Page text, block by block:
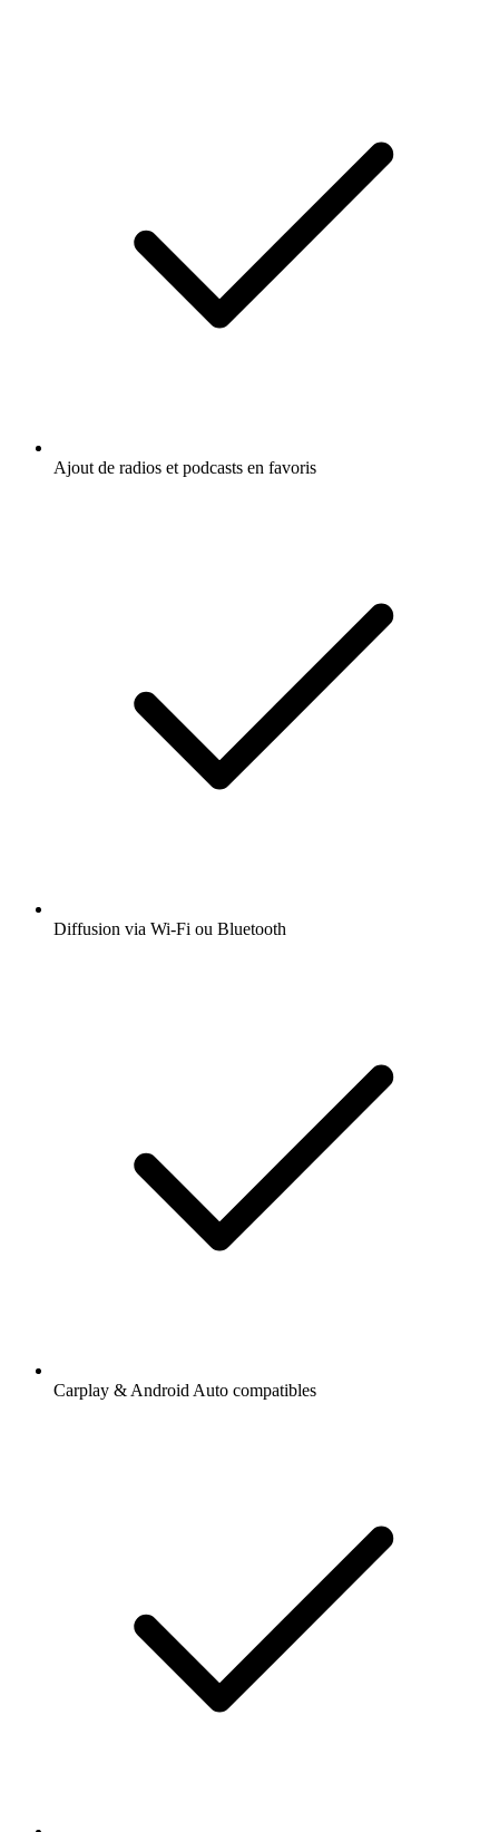
Ajout de radios et podcasts en favoris
Diffusion via Wi-Fi ou Bluetooth
Carplay & Android Auto compatibles